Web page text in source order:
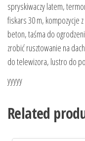
spryskiwaczy latem,
fiskars 30 m, kompozycje
beton, taśma do
zrobić rusztowanie na
do telewizora, lustro do
yyyyy
Related